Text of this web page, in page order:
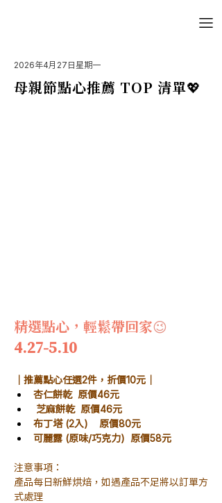
2026年4月27日星期一
母親節點心推薦 TOP 清單💖
精選點心，輕鬆帶回家😉
4.27-5.10
｜推薦點心任選2件，折價10元｜
杏仁餅乾  原價46元
芝麻餅乾  原價46元
布丁塔 (2入)    原價80元
可麗露 (原味/巧克力)  原價58元
注意事項：
產品每日新鮮烘焙，如遇產品不足將以訂單方
式處理